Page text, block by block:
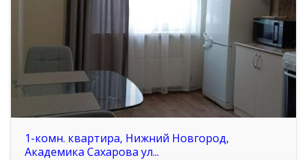
1-комн. квартира, Нижний Новгород,
Академика Сахарова ул...